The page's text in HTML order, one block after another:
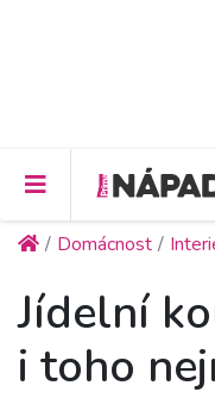
Domácnost
Jídelní
i toho